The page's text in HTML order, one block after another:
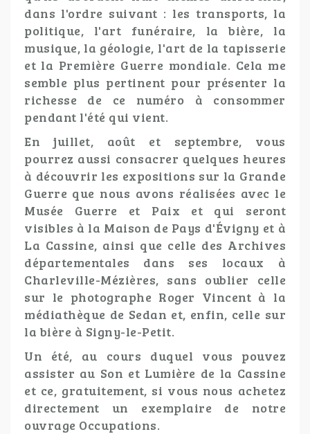
dans l'ordre suivant : les transports, la
politique, l'art funéraire, la bière, la
musique, la géologie, l'art de la tapisserie
et la Première Guerre mondiale. Cela me
semble plus pertinent pour présenter la
richesse de ce numéro à consommer
pendant l'été qui vient.
En juillet, août et septembre, vous
pourrez aussi consacrer quelques heures
à découvrir les expositions sur la Grande
Guerre que nous avons réalisées avec le
Musée Guerre et Paix et qui seront
visibles à la Maison de Pays d'Évigny et à
La Cassine, ainsi que celle des Archives
départementales dans ses locaux à
Charleville-Mézières, sans oublier celle
sur le photographe Roger Vincent à la
médiathèque de Sedan et, enfin, celle sur
la bière à Signy-le-Petit.
Un été, au cours duquel vous pouvez
assister au Son et Lumière de la Cassine
et ce, gratuitement, si vous nous achetez
directement un exemplaire de notre
ouvrage Occupations.